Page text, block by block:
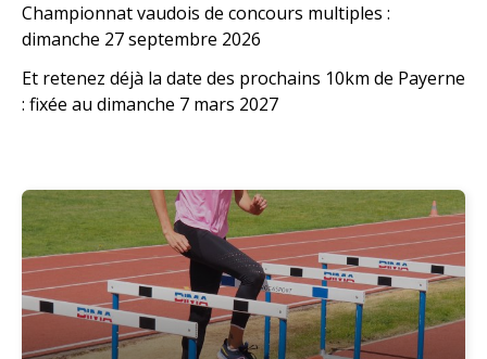
Championnat vaudois de concours multiples :
dimanche 27 septembre 2026
Et retenez déjà la date des prochains 10km de Payerne
: fixée au dimanche 7 mars 2027